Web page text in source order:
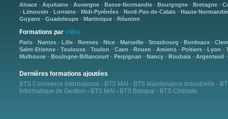
Alsace- Aquitaine- Auvergne- Basse-Normandie- Bourgogne- Bretagne-
- Limousin - Lorraine- Midi-Pyrénées- Nord-Pas-de-Calais- Haute-Normandie
Guyane- Guadeloupe- Martinique- Réunion
Formations par villes
Paris- Nantes- Lille- Rennes- Nice- Marseille- Strasbourg - Bordeaux-
Saint-Etienne- Toulouse- Toulon - Caen - Rouen - Amiens- Poitiers- Lyon -
Mulhouse- Boulogne-Billancourt- Perpignan - Nancy- Roubaix- Argenteuil
Dernières formations ajoutées
BTS Commerce international - BTS MAI - BTS Maintenance Industrielle -
Informatique de Gestion - BTS MAI - BTS Banque - BTS Chimiste